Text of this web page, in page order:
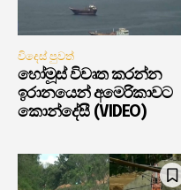
විදෙස් පුවත්
හෝමූස් විවෘත කරන්න
ඉරානයෙන් අමෙරිකාවට
කොන්දේසී (VIDEO)